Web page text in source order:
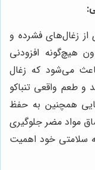
زغال‌های فشرده و
هیچ‌گونه افزودنی
می‌شود که زغال
و طعم واقعی تنباکو
همچنین به حفظ
مواد مضر جلوگیری
سلامتی خود اهمیت